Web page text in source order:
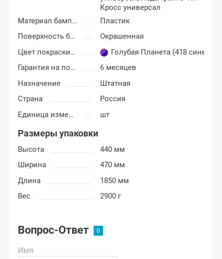
Кросс универсал
Материал бампера
Пластик
Поверхность бампера
Окрашенная
Цвет покраски Лада Калина Кросс (Cross)
Голубая Планета (418 сине-
Гарантия на покраску
6 месяцев
Назначение
Штатная
Страна
Россия
Единица измерения
шт
Размеры упаковки
Высота
440 мм
Ширина
470 мм
Длина
1850 мм
Вес
2900 г
Вопрос-Ответ
Имя